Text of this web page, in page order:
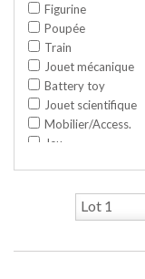
Figurine
Poupée
Train
Jouet mécanique
Battery toy
Jouet scientifique
Mobilier/Access.
Jeu
Travaux publics
Jeu construction